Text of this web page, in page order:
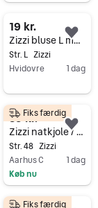
19 kr.
Zizzi bluse L multifarvet blomsterprint polyester
Str. L Zizzi
Hvidovre
1 dag
Gå til annoncen
85 kr.
Zizzi natkjole / negligé i leo mønster og med blonde
Str. 48 Zizzi
Aarhus C
1 dag
Køb nu
Fiks færdig
Gå til annoncen
Fiks færdig